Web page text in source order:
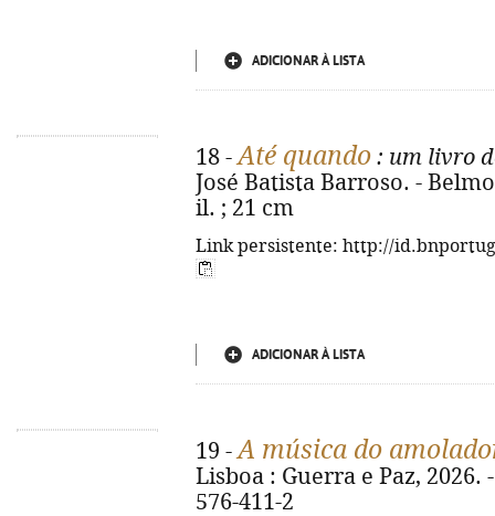
ADICIONAR À LISTA
18 -Até quando : um livro
José Batista Barroso. -
il. ; 21 cm
Link persistente: http://
ADICIONAR À LISTA
19 -A música do
Lisboa : Guerra e Paz, 2026.
576-411-2